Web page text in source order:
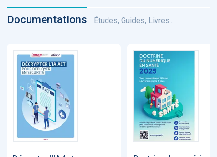
Documentations Études, Guides, Livres...